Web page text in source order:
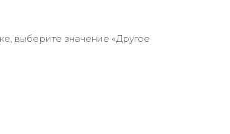
выберите значение «Другое